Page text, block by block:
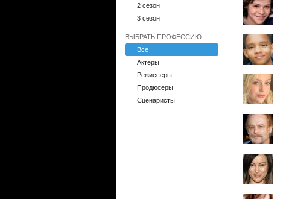
2 сезон
3 сезон
ВЫБРАТЬ ПРОФЕССИЮ:
Все
Актеры
Режиссеры
Продюсеры
Сценаристы